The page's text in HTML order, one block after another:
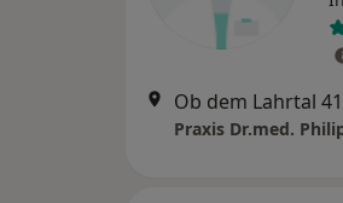
Ob dem Lahrtal